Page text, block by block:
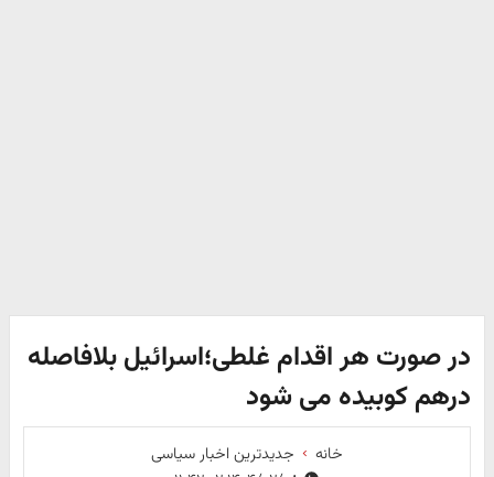
در صورت هر اقدام غلطی؛اسرائیل بلافاصله
درهم کوبیده می شود
خانه
جدیدترین اخبار سیاسی